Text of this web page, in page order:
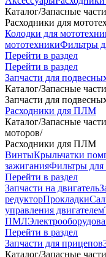
Каталог/Запасные части
Расходники для
Колодки для
мототехникиФильтры
Перейти в раздел
Перейти в раздел
Запчасти для
Каталог/Запасные части
Запчасти для
Расходники для ПЛМ
Каталог/Запасные части
моторов/
Расходники для ПЛМ
ВинтыКрыльчатки
зажиганияФильтры
Перейти в раздел
Запчасти на двигатель
редукторПрокладки
управления двигателем
ПМЛ
Перейти в раздел
Запчасти для прицепов
Каталог/Запасные части